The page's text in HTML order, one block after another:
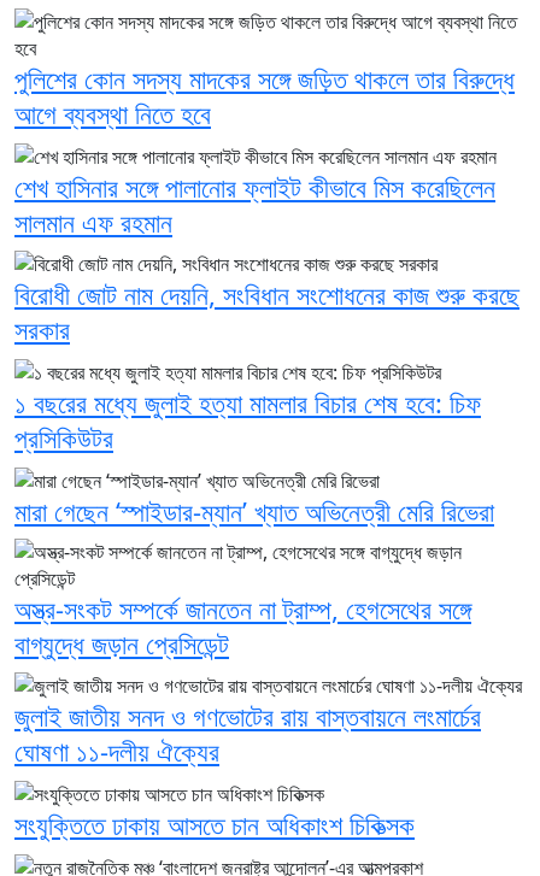
পুলিশের কোন সদস্য মাদকের সঙ্গে জড়িত থাকলে তার বিরুদ্ধে
আগে ব্যবস্থা নিতে হবে
শেখ হাসিনার সঙ্গে পালানোর ফ্লাইট কীভাবে মিস করেছিলেন
সালমান এফ রহমান
বিরোধী জোট নাম দেয়নি, সংবিধান সংশোধনের কাজ শুরু করছে
সরকার
১ বছরের মধ্যে জুলাই হত্যা মামলার বিচার শেষ হবে: চিফ
প্রসিকিউটর
মারা গেছেন ‘স্পাইডার-ম্যান’ খ্যাত অভিনেত্রী মেরি রিভেরা
অস্ত্র-সংকট সম্পর্কে জানতেন না ট্রাম্প, হেগসেথের সঙ্গে
বাগ্‌যুদ্ধে জড়ান প্রেসিডেন্ট
জুলাই জাতীয় সনদ ও গণভোটের রায় বাস্তবায়নে লংমার্চের
ঘোষণা ১১-দলীয় ঐক্যের
সংযুক্তিতে ঢাকায় আসতে চান অধিকাংশ চিকিত্সক